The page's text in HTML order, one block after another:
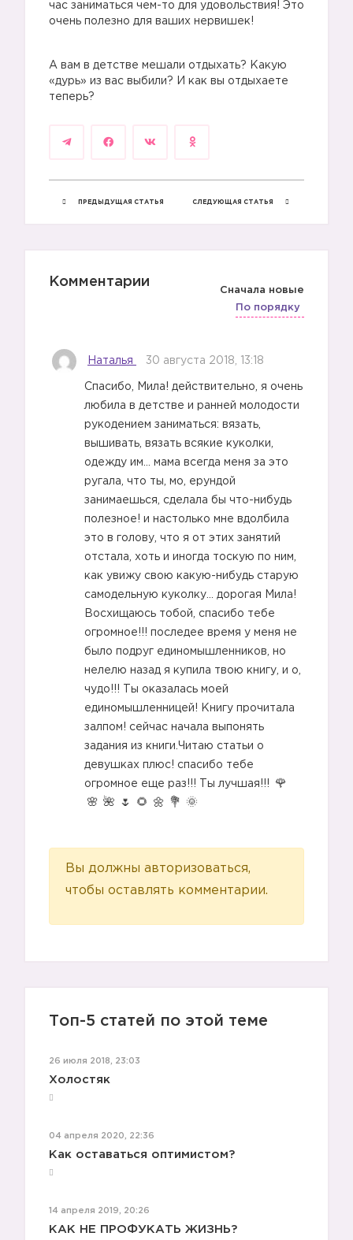
час заниматься чем-то для удовольствия! Это
очень полезно для ваших нервишек!
А вам в детстве мешали отдыхать? Какую
«дурь» из вас выбили? И как вы отдыхаете
теперь?
ПРЕДЫДУЩАЯ СТАТЬЯ СЛЕДУЮЩАЯ СТАТЬЯ
Комментарии
Сначала новые
По порядку
Наталья 30 августа 2018, 13:18
Спасибо, Мила! действительно, я очень
любила в детстве и ранней молодости
рукодением заниматься: вязать,
вышивать, вязать всякие куколки,
одежду им… мама всегда меня за это
ругала, что ты, мо, ерундой
занимаешься, сделала бы что-нибудь
полезное! и настолько мне вдолбила
это в голову, что я от этих занятий
отстала, хоть и иногда тоскую по ним,
как увижу свою какую-нибудь старую
самодельную куколку… дорогая Мила!
Восхищаюсь тобой, спасибо тебе
огромное!!! последее время у меня не
было подруг единомышленников, но
нелелю назад я купила твою книгу, и о,
чудо!!! Ты оказалась моей
единомышленницей! Книгу прочитала
залпом! сейчас начала выпонять
задания из книги.Читаю статьи о
девушках плюс! спасибо тебе
огромное еще раз!!! Ты лучшая!!!
Вы должны авторизоваться,
чтобы оставлять комментарии.
Топ-5 статей по этой теме
26 июля 2018, 23:03
Холостяк
04 апреля 2020, 22:36
Как оставаться оптимистом?
14 апреля 2019, 20:26
КАК НЕ ПРОФУКАТЬ ЖИЗНЬ?